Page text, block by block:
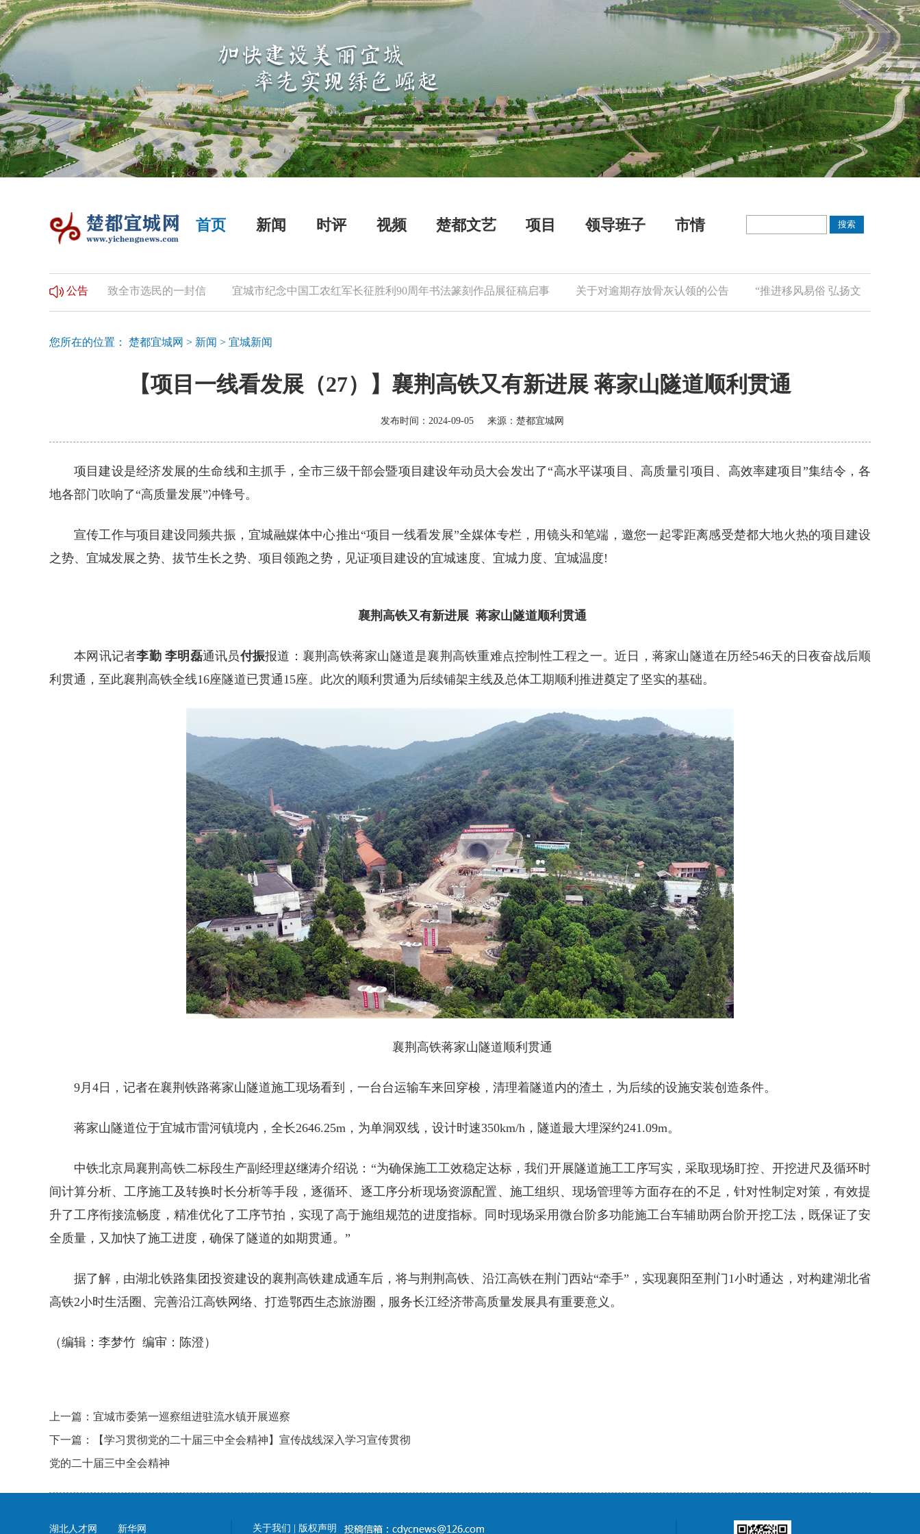
首页 新闻 时评 视频 楚都文艺 项目 领导班子 市情
公告
登记的公告 致全市选民的一封信 宜城市纪念中国工农红军长征胜利90周年书法篆刻作品展征稿启事 关于对逾期存放骨灰认领的公告 “推进移风易俗 弘扬文明新风”倡议书
您所在的位置： 楚都宜城网 > 新闻 > 宜城新闻
【项目一线看发展（27）】襄荆高铁又有新进展 蒋家山隧道顺利贯通
发布时间：2024-09-05 来源： 楚都宜城网
项目建设是经济发展的生命线和主抓手，全市三级干部会暨项目建设年动员大会发出了“高水平谋项目、高质量引项目、高效率建项目”集结令，各
地各部门吹响了“高质量发展”冲锋号。
宣传工作与项目建设同频共振，宜城融媒体中心推出“项目一线看发展”全媒体专栏，用镜头和笔端，邀您一起零距离感受楚都大地火热的项目建设
之势、宜城发展之势、拔节生长之势、项目领跑之势，见证项目建设的宜城速度、宜城力度、宜城温度!
襄荆高铁又有新进展 蒋家山隧道顺利贯通
本网讯记者李勤 李明磊通讯员付振报道：襄荆高铁蒋家山隧道是襄荆高铁重难点控制性工程之一。近日，蒋家山隧道在历经546天的日夜奋战后顺
利贯通，至此襄荆高铁全线16座隧道已贯通15座。此次的顺利贯通为后续铺架主线及总体工期顺利推进奠定了坚实的基础。
襄荆高铁蒋家山隧道顺利贯通
9月4日，记者在襄荆铁路蒋家山隧道施工现场看到，一台台运输车来回穿梭，清理着隧道内的渣土，为后续的设施安装创造条件。
蒋家山隧道位于宜城市雷河镇境内，全长2646.25m，为单洞双线，设计时速350km/h，隧道最大埋深约241.09m。
中铁北京局襄荆高铁二标段生产副经理赵继涛介绍说：“为确保施工工效稳定达标，我们开展隧道施工工序写实，采取现场盯控、开挖进尺及循环时
间计算分析、工序施工及转换时长分析等手段，逐循环、逐工序分析现场资源配置、施工组织、现场管理等方面存在的不足，针对性制定对策，有效提
升了工序衔接流畅度，精准优化了工序节拍，实现了高于施组规范的进度指标。同时现场采用微台阶多功能施工台车辅助两台阶开挖工法，既保证了安
全质量，又加快了施工进度，确保了隧道的如期贯通。”
据了解，由湖北铁路集团投资建设的襄荆高铁建成通车后，将与荆荆高铁、沿江高铁在荆门西站“牵手”，实现襄阳至荆门1小时通达，对构建湖北省
高铁2小时生活圈、完善沿江高铁网络、打造鄂西生态旅游圈，服务长江经济带高质量发展具有重要意义。
（编辑：李梦竹 编审：陈澄）
上一篇：宜城市委第一巡察组进驻流水镇开展巡察
下一篇：【学习贯彻党的二十届三中全会精神】宣传战线深入学习宣传贯彻
党的二十届三中全会精神
湖北人才网 新华网 关于我们 版权声明